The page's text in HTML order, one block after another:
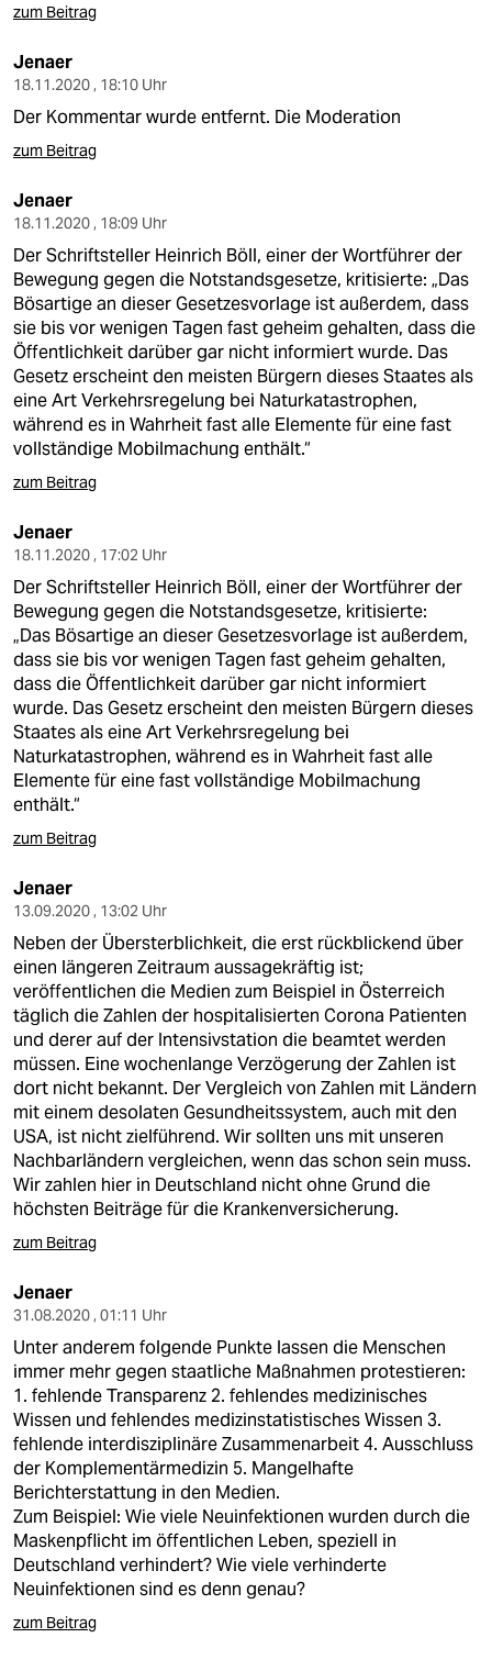
zum Beitrag
Jenaer
18.11.2020 , 18:10 Uhr
Der Kommentar wurde entfernt. Die Moderation
zum Beitrag
Jenaer
18.11.2020 , 18:09 Uhr
Der Schriftsteller Heinrich Böll, einer der Wortführer der
Bewegung gegen die Notstandsgesetze, kritisierte: „Das
Bösartige an dieser Gesetzesvorlage ist außerdem, dass
sie bis vor wenigen Tagen fast geheim gehalten, dass die
Öffentlichkeit darüber gar nicht informiert wurde. Das
Gesetz erscheint den meisten Bürgern dieses Staates als
eine Art Verkehrsregelung bei Naturkatastrophen,
während es in Wahrheit fast alle Elemente für eine fast
vollständige Mobilmachung enthält.“
zum Beitrag
Jenaer
18.11.2020 , 17:02 Uhr
Der Schriftsteller Heinrich Böll, einer der Wortführer der
Bewegung gegen die Notstandsgesetze, kritisierte:
„Das Bösartige an dieser Gesetzesvorlage ist außerdem,
dass sie bis vor wenigen Tagen fast geheim gehalten,
dass die Öffentlichkeit darüber gar nicht informiert
wurde. Das Gesetz erscheint den meisten Bürgern dieses
Staates als eine Art Verkehrsregelung bei
Naturkatastrophen, während es in Wahrheit fast alle
Elemente für eine fast vollständige Mobilmachung
enthält.“
zum Beitrag
Jenaer
13.09.2020 , 13:02 Uhr
Neben der Übersterblichkeit, die erst rückblickend über
einen längeren Zeitraum aussagekräftig ist;
veröffentlichen die Medien zum Beispiel in Österreich
täglich die Zahlen der hospitalisierten Corona Patienten
und derer auf der Intensivstation die beamtet werden
müssen. Eine wochenlange Verzögerung der Zahlen ist
dort nicht bekannt. Der Vergleich von Zahlen mit Ländern
mit einem desolaten Gesundheitssystem, auch mit den
USA, ist nicht zielführend. Wir sollten uns mit unseren
Nachbarländern vergleichen, wenn das schon sein muss.
Wir zahlen hier in Deutschland nicht ohne Grund die
höchsten Beiträge für die Krankenversicherung.
zum Beitrag
Jenaer
31.08.2020 , 01:11 Uhr
Unter anderem folgende Punkte lassen die Menschen
immer mehr gegen staatliche Maßnahmen protestieren:
1. fehlende Transparenz 2. fehlendes medizinisches
Wissen und fehlendes medizinstatistisches Wissen 3.
fehlende interdisziplinäre Zusammenarbeit 4. Ausschluss
der Komplementärmedizin 5. Mangelhafte
Berichterstattung in den Medien.
Zum Beispiel: Wie viele Neuinfektionen wurden durch die
Maskenpflicht im öffentlichen Leben, speziell in
Deutschland verhindert? Wie viele verhinderte
Neuinfektionen sind es denn genau?
zum Beitrag